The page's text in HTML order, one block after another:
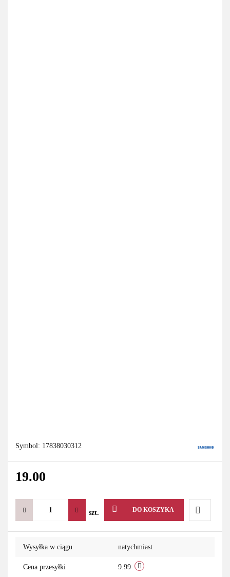
Symbol: 17838030312
19.00
szt. DO KOSZYKA
Do
Wysyłka w ciągu natychmiast
Cena przesyłki 9.99